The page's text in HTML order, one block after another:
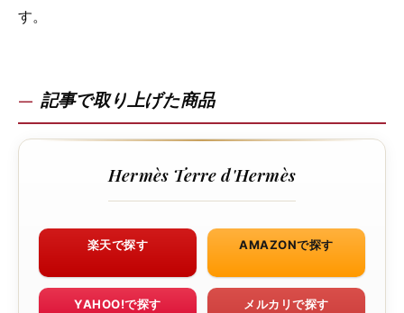
す。
記事で取り上げた商品
Hermès Terre d'Hermès
楽天で探す AMAZONで探す
YAHOO!で探す メルカリで探す